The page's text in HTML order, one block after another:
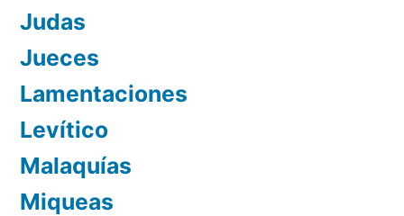
Judas
Jueces
Lamentaciones
Levítico
Malaquías
Miqueas